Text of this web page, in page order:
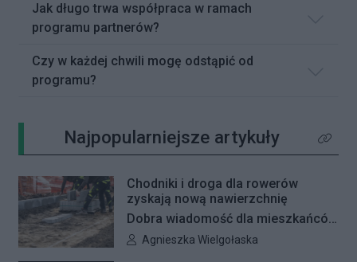
Jak długo trwa współpraca w ramach
programu partnerów?
Czy w każdej chwili mogę odstąpić od
programu?
Najpopularniejsze artykuły Kliknij
Chodniki i droga dla rowerów
zyskają nową nawierzchnię
Dobra wiadomość dla mieszkańców
Woli i Żoliborza. Zarząd Dróg
Autor artykułu:
Agnieszka Wielgołaska